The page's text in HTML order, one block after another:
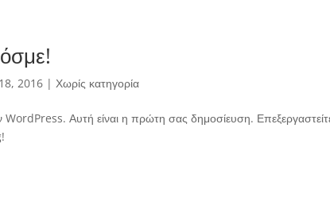
2016 |Χωρίς κατηγορία
Αυτή είναι η πρώτη σας δημοσίευση.